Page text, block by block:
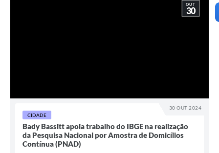
30 OUT 2024
OUT
30
CIDADE
Bady Bassitt apoia trabalho do IBGE na realização
da Pesquisa Nacional por Amostra de Domicílios
Contínua (PNAD)